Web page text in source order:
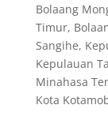
Bolaang
Timur,
Sangihe,
Kepulauan
Minahasa
Kota